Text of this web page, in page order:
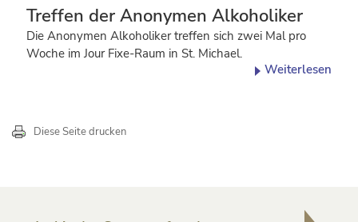
Treffen der Anonymen Alkoholiker
Die Anonymen Alkoholiker treffen sich zwei Mal pro
Woche im Jour Fixe-Raum in St. Michael.
Weiterlesen
Diese Seite drucken